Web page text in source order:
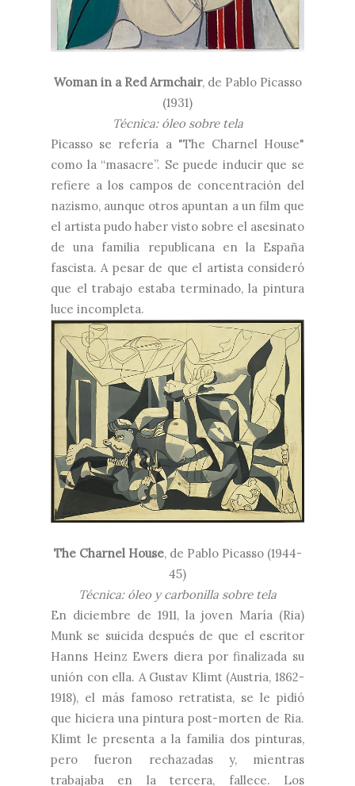
Woman in a Red Armchair, de Pablo Picasso
(1931)
Técnica: óleo sobre tela
Picasso se refería a "The Charnel House"
como la “masacre”. Se puede inducir que se
refiere a los campos de concentración del
nazismo, aunque otros apuntan a un film que
el artista pudo haber visto sobre el asesinato
de una familia republicana en la España
fascista. A pesar de que el artista consideró
que el trabajo estaba terminado, la pintura
luce incompleta.
The Charnel House, de Pablo Picasso (1944-
45)
Técnica: óleo y carbonilla sobre tela
En diciembre de 1911, la joven María (Ria)
Munk se suicida después de que el escritor
Hanns Heinz Ewers diera por finalizada su
unión con ella. A Gustav Klimt (Austria, 1862-
1918), el más famoso retratista, se le pidió
que hiciera una pintura post-morten de Ria.
Klimt le presenta a la familia dos pinturas,
pero fueron rechazadas y, mientras
trabajaba en la tercera, fallece. Los